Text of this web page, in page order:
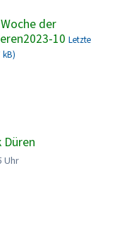
der
10 Letzte
kB)
Uhr